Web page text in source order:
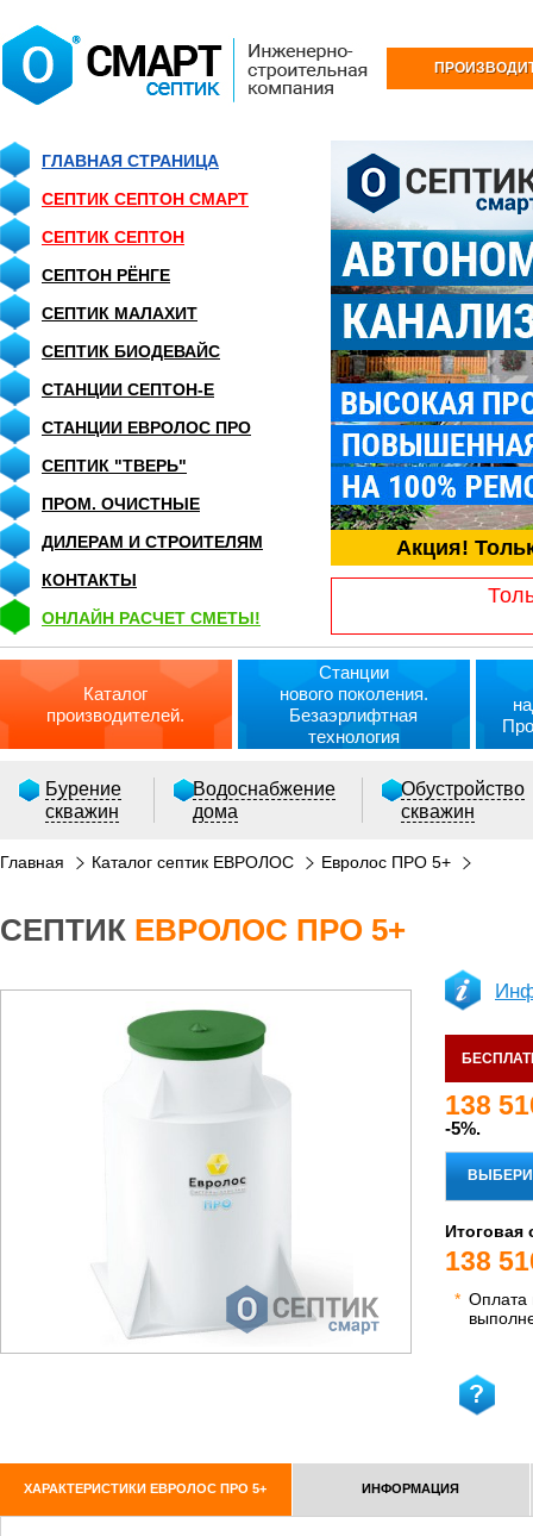
ГЛАВНАЯ СТРАНИЦА
СЕПТИК СЕПТОН СМАРТ
СЕПТИК CЕПТОН
СЕПТОН РЁНГЕ
СЕПТИК МАЛАХИТ
СЕПТИК БИОДЕВАЙС
СТАНЦИИ СЕПТОН-Е
СТАНЦИИ ЕВРОЛОС ПРО
СЕПТИК "ТВЕРЬ"
ПРОМ. ОЧИСТНЫЕ
ДИЛЕРАМ И СТРОИТЕЛЯМ
КОНТАКТЫ
ОНЛАЙН РАСЧЕТ СМЕТЫ!
Акция!
Каталог
производителей.
Станции
нового поколения.
Безаэрлифтная
технология
Бурение
скважин
Водоснабжение
дома
Обустройство
скважин
Главная Каталог септик ЕВРОЛОС Евролос ПРО 5+
СЕПТИК ЕВРОЛОС ПРО 5+
138
-5%.
Итоговая
138
* Оплата
ХАРАКТЕРИСТИКИ ЕВРОЛОС ПРО 5+ ИНФОРМАЦИЯ
РАСЧЕТ СМЕТЫ ОНЛАЙН!